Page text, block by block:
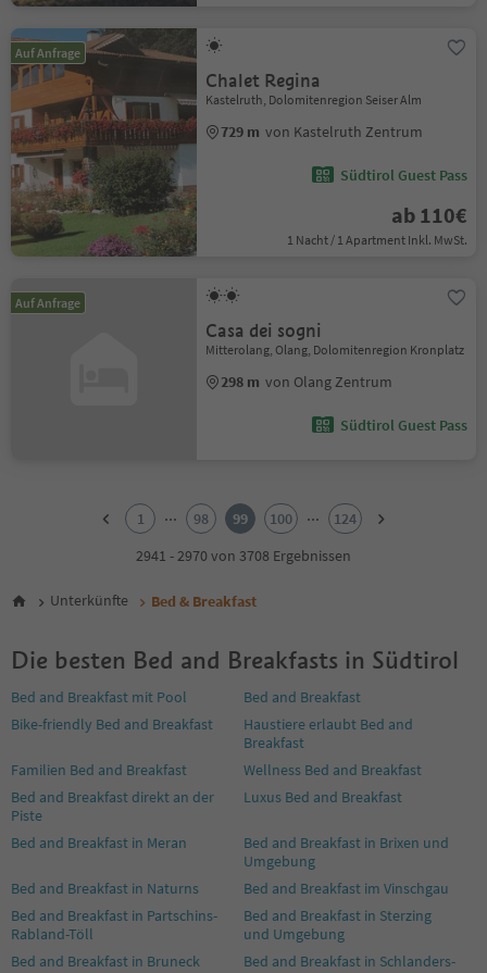
Auf Anfrage
Chalet Regina
Kastelruth, Dolomitenregion Seiser Alm
729 m von Kastelruth Zentrum
Südtirol Guest Pass
ab 110€
1 Nacht / 1 Apartment Inkl. MwSt.
Auf Anfrage
Casa dei sogni
Mitterolang, Olang, Dolomitenregion Kronplatz
298 m von Olang Zentrum
Südtirol Guest Pass
6
9
11
12
14
15
16
17
19
20
21
22
23
1 ... 98 99 100 ...
124
2941 - 2970 von 3708 Ergebnissen
Unterkünfte Bed & Breakfast
Die besten Bed and Breakfasts in Südtirol
Bed and Breakfast mit Pool
Bed and Breakfast
Bike-friendly Bed and Breakfast
Haustiere erlaubt Bed and
Breakfast
Familien Bed and Breakfast
Wellness Bed and Breakfast
Bed and Breakfast direkt an der
Piste
Luxus Bed and Breakfast
Bed and Breakfast in Meran
Bed and Breakfast in Brixen und
Umgebung
Bed and Breakfast in Naturns
Bed and Breakfast im Vinschgau
Bed and Breakfast in Partschins-
Rabland-Töll
Bed and Breakfast in Sterzing
und Umgebung
Bed and Breakfast in Bruneck
Bed and Breakfast in Schlanders-